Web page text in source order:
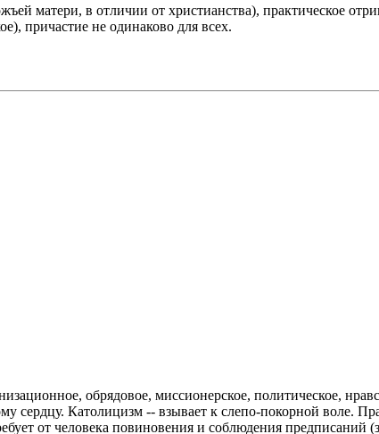
матери, в отличии от христианства), практическое
причастие не одинаково для всех.
обрядовое, миссионерское, политическое,
сердцу. Католицизм -- взывает к слепо-покорной воле.
от человека повиновения и соблюдения